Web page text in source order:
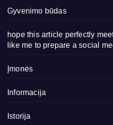
Gyvenimo būdas
hope this article perfectly
like me to prepare a social
Įmonės
Informacija
Istorija